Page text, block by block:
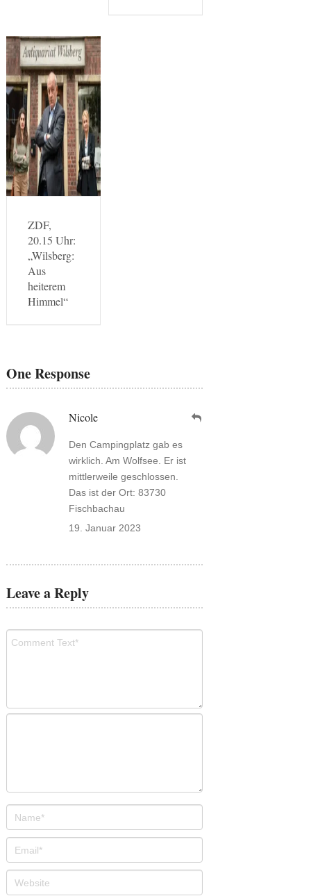
ZDF,
20.15 Uhr:
„Wilsberg:
Aus
heiterem
Himmel“
One Response
Nicole
Den Campingplatz gab es
wirklich. Am Wolfsee. Er ist
mittlerweile geschlossen.
Das ist der Ort: 83730
Fischbachau
19. Januar 2023
Leave a Reply